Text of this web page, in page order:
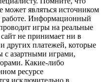
может являться источником
работе. Информационный
игры на реальные
не принимает ни в
других платежей, которые
с азартными играми,
Какие-либо
ресурсе
исключительно в